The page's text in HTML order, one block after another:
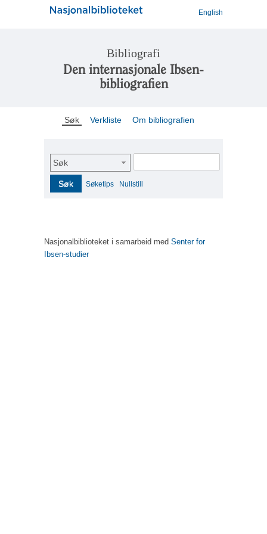
English
Bibliografi
Den internasjonale Ibsen-
bibliografien
Søk Verkliste Om bibliografien
Søk
Søk Søketips Nullstill
Nasjonalbiblioteket i samarbeid med Senter for
Ibsen-studier